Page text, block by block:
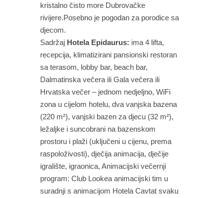
kristalno čisto more Dubrovačke
rivijere.Posebno je pogodan za porodice sa
djecom.
SadržajHotela Epidaurus: ima 4 lifta,
recepcija, klimatizirani pansionski restoran
sa terasom, lobby bar, beach bar,
Dalmatinska večera ili Gala večera ili
Hrvatska večer – jednom nedjeljno, WiFi
zona u cijelom hotelu, dva vanjska bazena
(220 m²), vanjski bazen za djecu (32 m²),
ležaljke i suncobrani na bazenskom
prostoru i plaži (uključeni u cijenu, prema
raspoloživosti), dječija animacija, dječije
igralište, igraonica, Animacijski večernji
program: Club Lookea animacijski tim u
suradnji s animacijom Hotela Cavtat svaku